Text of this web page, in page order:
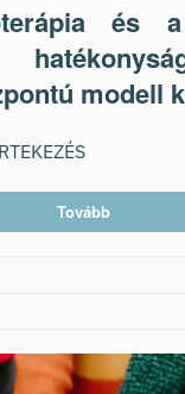
és
modell
Tovább